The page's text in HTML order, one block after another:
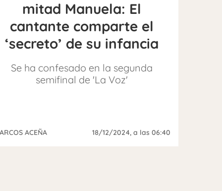
mitad Manuela: El
cantante comparte el
‘secreto’ de su infancia
Se ha confesado en la segunda
semifinal de 'La Voz'
ACEÑA 18/12/2024, a las 06:40